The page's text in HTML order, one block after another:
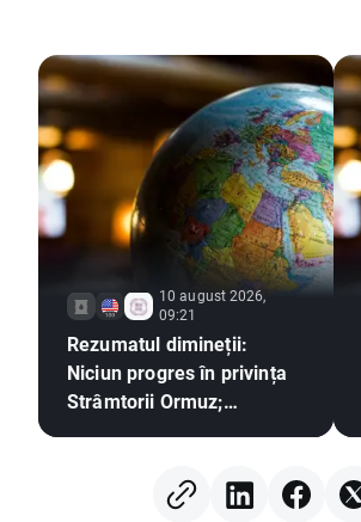
10 august 2026,
09:21
Rezumatul dimineții:
Niciun progres în privința
Strâmtorii Ormuz;
Berkshire Hathaway